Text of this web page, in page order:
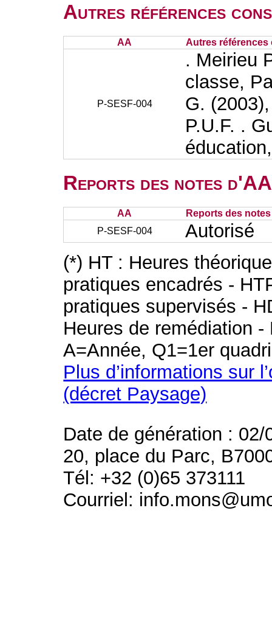
Autres références
AA Autres références
P-SESF-004
. Meirieu
classe,
G.
P.U.F. .
Reports des notes
AA
Reports des
P-SESF-004
Autorisé
(*) HT : Heures
pratiques encadrés -
pratiques supervisés -
Heures de remédiation
A=Année, Q1=1er
Plus d’informations sur
(décret Paysage)
Date de génération : 02/
20, place du Parc,
Tél: +32 (0)65 373111
Courriel: